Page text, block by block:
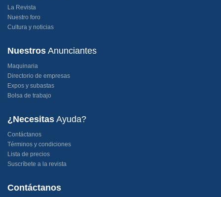
La Revista
Nuestro foro
Cultura y noticias
Nuestros Anunciantes
Maquinaria
Directorio de empresas
Expos y subastas
Bolsa de trabajo
¿Necesitas Ayuda?
Contáctanos
Términos y condiciones
Lista de precios
Suscríbete a la revista
Contáctanos